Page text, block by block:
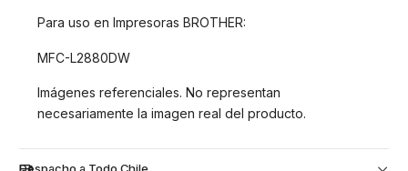
Para uso en Impresoras BROTHER:
MFC-L2880DW
Imágenes referenciales. No representan
necesariamente la imagen real del producto.